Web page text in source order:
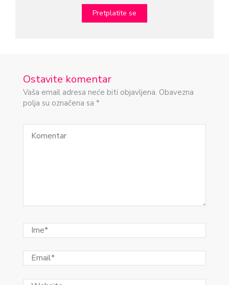
Ostavite komentar
Vaša email adresa neće biti objavljena. Obavezna
polja su označena sa *